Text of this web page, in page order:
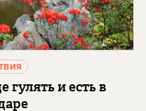
гулять и есть в